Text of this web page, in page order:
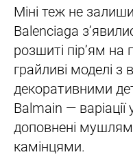
Міні теж не
Balenciaga
розшиті пір’ям на
грайливі моделі з
декоративними
Balmain — варіації
доповнені
камінцями.